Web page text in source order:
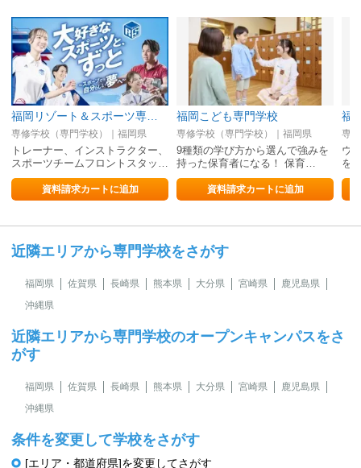
福岡リゾート＆スポーツ専門学校
専修学校（専門学校）｜福岡県
トレーナー、インストラクター、
スポーツチームフロントスタッ…
資料請求カートに追加
福岡こども専門学校
専修学校（専門学校）｜福岡県
9種類の学び方から選んで強みを
持った保育者になる！ 保育…
資料請求カートに追加
専
ウ
を
近隣エリアから専門学校をさがす
福岡県 佐賀県 長崎県 熊本県 大分県 宮崎県
鹿児島県
沖縄県
近隣エリアから専門学校のオープンキャンパスをさ
がす
福岡県 佐賀県 長崎県 熊本県 大分県 宮崎県
鹿児島県
沖縄県
条件を変更して学校をさがす
[エリア・都道府県]を変更してさがす